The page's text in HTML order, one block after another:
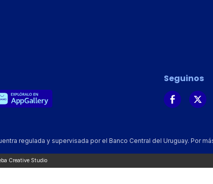
Seguinos
regulada y supervisada por el Banco Central del Uruguay. Por
Creative Studio